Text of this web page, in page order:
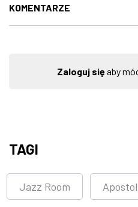
KOMENTARZE
Zaloguj sięaby
TAGI
Jazz Room